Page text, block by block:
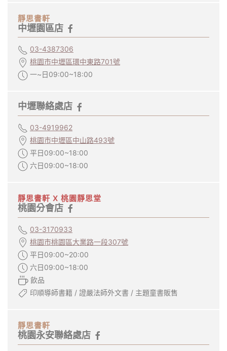
靜思書軒
中壢園區店
03-4387306
桃園市中壢區環中東路701號
一~日09:00~18:00
中壢聯絡處店
03-4919962
桃園市中壢區中山路493號
平日09:00~18:00
六日09:00~18:00
靜思書軒 X 桃園靜思堂
桃園分會店
03-3170933
桃園市桃園區大業路一段307號
平日09:00~20:00
六日09:00~18:00
飲品
印順導師書籍 / 證嚴法師外文書 / 主題童書販售
靜思書軒
桃園永安聯絡處店